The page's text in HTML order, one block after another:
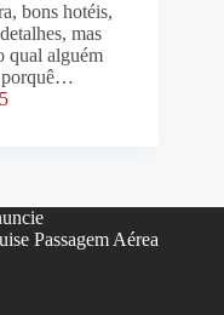
bons hotéis,
mas
qual alguém
porquê…
Passagem Aérea